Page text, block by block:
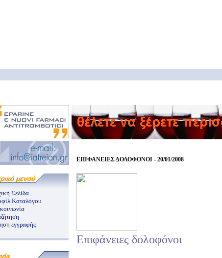
Σελίδα
Καταλόγου
εγγραφής
ΕΠΙΦΑΝΕΙΕΣ ΔΟΛΟΦΟΝΟΙ - 20/01/2008
Επιφάνειες δολοφόνοι